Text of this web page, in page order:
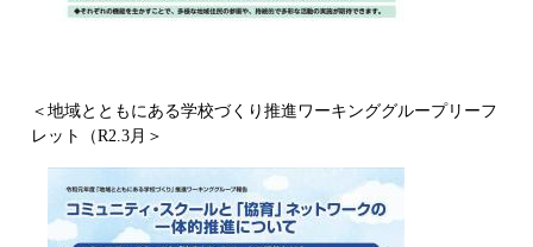
＜地域とともにある学校づくり推進ワーキンググループリーフ
レット（R2.3月＞